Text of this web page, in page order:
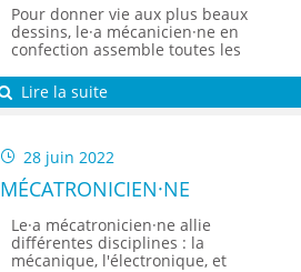
Pour donner vie aux plus beaux
dessins, le·a mécanicien·ne en
confection assemble toutes les
Lire la suite
28 juin 2022
MÉCATRONICIEN·NE
Le·a mécatronicien·ne allie
différentes disciplines : la
mécanique, l'électronique, et